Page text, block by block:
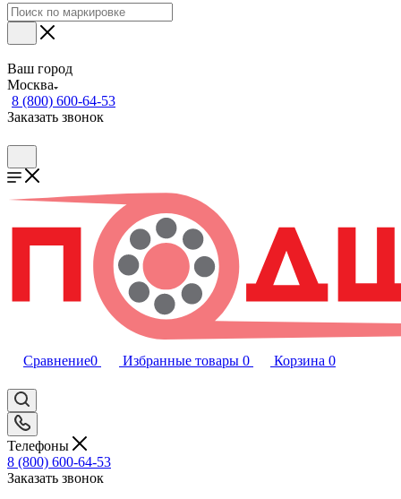
Ваш город
Москва
8 (800) 600-64-53
Заказать звонок
Сравнение0 Избранные товары 0 Корзина 0
Телефоны
8 (800) 600-64-53
Заказать звонок